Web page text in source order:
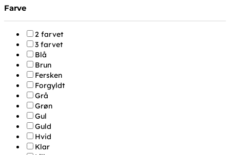
Farve
2 farvet
3 farvet
Blå
Brun
Fersken
Forgyldt
Grå
Grøn
Gul
Guld
Hvid
Klar